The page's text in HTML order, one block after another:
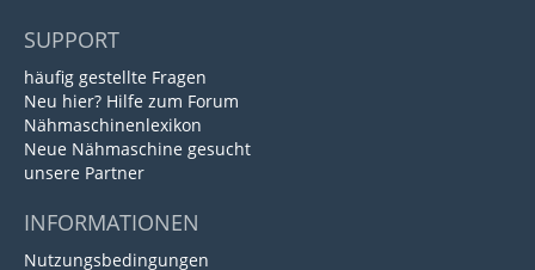
SUPPORT
häufig gestellte Fragen
Neu hier? Hilfe zum Forum
Nähmaschinenlexikon
Neue Nähmaschine gesucht
unsere Partner
INFORMATIONEN
Nutzungsbedingungen